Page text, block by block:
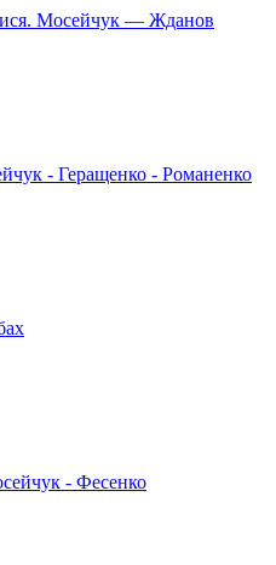
Мосейчук — Жданов
- Геращенко - Романенко
- Фесенко